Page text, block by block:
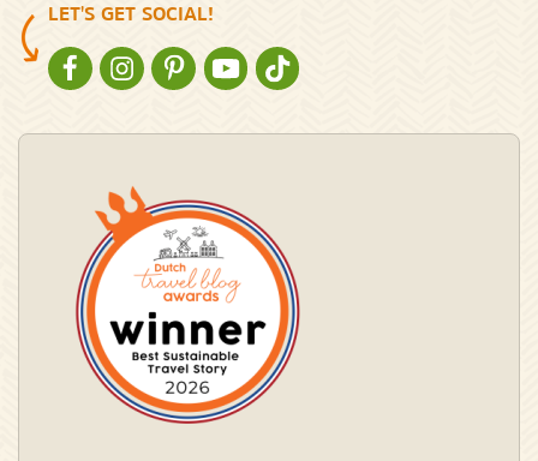
LET'S GET SOCIAL!
NATURESCANNER OP FACEBOOK
NATURESCANNER OP INSTAGRAM
NATURESCANNER OP PINTEREST
NATURESCANNER OP YOUTUBE
NATURESCANNER OP TIKTOK